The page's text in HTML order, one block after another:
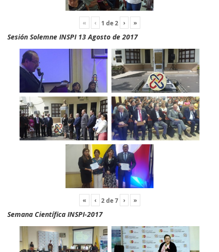
« ‹ 1 de2 › »
Sesión Solemne INSPI 13 Agosto de 2017
« ‹ 2de7 › »
Semana Científica INSPI-2017